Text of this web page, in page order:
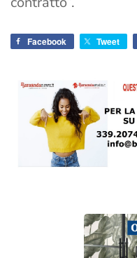
Facebook Tweet